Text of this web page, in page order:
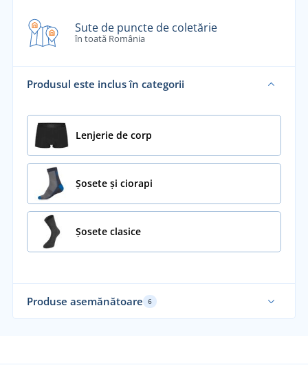
Sute de puncte de coletărie
în toată România
Produsul este inclus în categorii
Lenjerie de corp
Șosete și ciorapi
Șosete clasice
Produse asemănătoare 6